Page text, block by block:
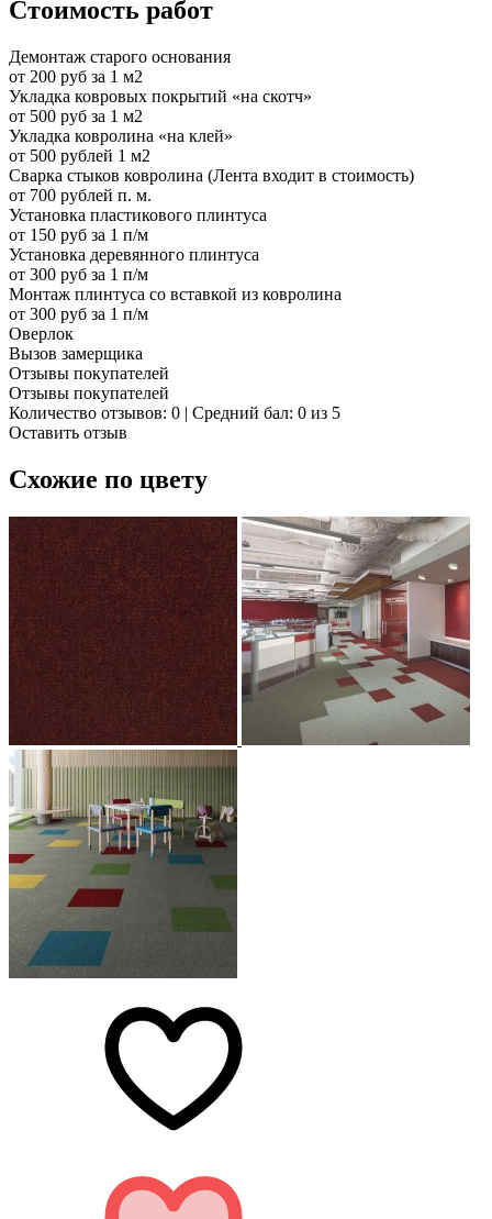
Стоимость работ
Демонтаж старого основания
от 200 руб за 1 м2
Укладка ковровых покрытий «на скотч»
от 500 руб за 1 м2
Укладка ковролина «на клей»
от 500 рублей 1 м2
Сварка стыков ковролина (Лента входит в стоимость)
от 700 рублей п. м.
Установка пластикового плинтуса
от 150 руб за 1 п/м
Установка деревянного плинтуса
от 300 руб за 1 п/м
Монтаж плинтуса со вставкой из ковролина
от 300 руб за 1 п/м
Оверлок
Вызов замерщика
Отзывы покупателей
Отзывы покупателей
Количество отзывов: 0 | Средний бал: 0 из 5
Оставить отзыв
Схожие по цвету